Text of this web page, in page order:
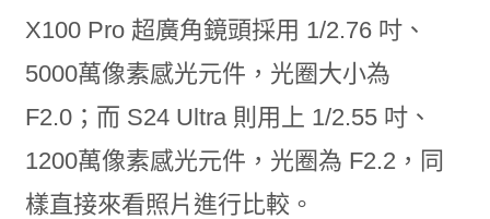
X100 Pro 超廣角鏡頭採用 1/2.76 吋、
5000萬像素感光元件，光圈大小為
F2.0；而 S24 Ultra 則用上 1/2.55 吋、
1200萬像素感光元件，光圈為 F2.2，同
樣直接來看照片進行比較。